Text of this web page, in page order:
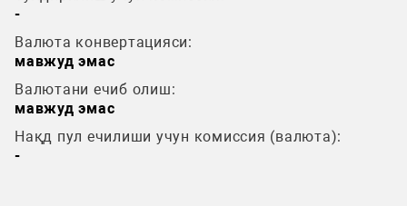
-
Валюта конвертацияси:
мавжуд эмас
Валютани ечиб олиш:
мавжуд эмас
Нақд пул ечилиши учун комиссия (валюта):
-